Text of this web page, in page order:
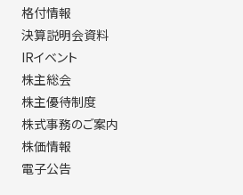
格付情報
決算説明会資料
IRイベント
株主総会
株主優待制度
株式事務のご案内
株価情報
電子公告